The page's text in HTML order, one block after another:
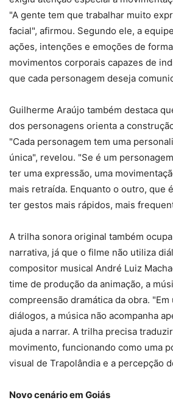
"A gente tem que trabalhar muito
facial", afirmou. Segundo ele, a
ações, intenções e emoções de
movimentos corporais capazes de
que cada personagem deseja
Guilherme Araújo também destaca
dos personagens orienta a
"Cada personagem tem uma
única", revelou. "Se é um
ter uma expressão, uma
mais retraída. Enquanto o outro, que
ter gestos mais rápidos, mais
A trilha sonora original também
narrativa, já que o filme não utiliza
compositor musical André Luiz
time de produção da animação, a
compreensão dramática da obra. "Em
diálogos, a música não acompanha
ajuda a narrar. A trilha precisa
movimento, funcionando como uma
visual de Trapolândia e a percepção
Novo cenário em Goiás